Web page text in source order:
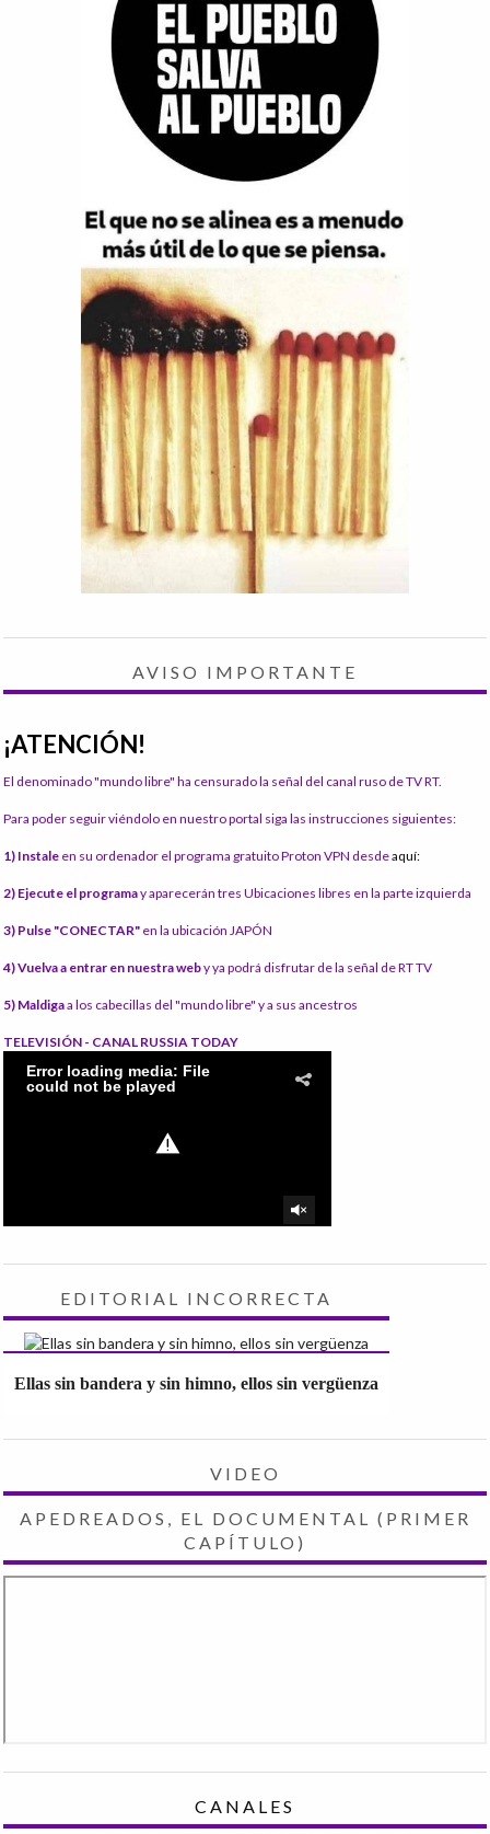
AVISO IMPORTANTE
¡ATENCIÓN!
El denominado "mundo libre" ha censurado la señal del canal ruso de TV RT.
Para poder seguir viéndolo en nuestro portal siga las instrucciones siguientes:
1) Instale en su ordenador el programa gratuito Proton VPN desdeaquí:
2) Ejecute el programay aparecerán tres Ubicaciones libres en la parte izquierda
3) Pulse "CONECTAR" en la ubicación JAPÓN
4) Vuelva a entrar en nuestra weby ya podrá disfrutar de la señal de RT TV
5) Maldigaa los cabecillas del "mundo libre" y a sus ancestros
TELEVISIÓN - CANAL RUSSIA TODAY
EDITORIAL INCORRECTA
Ellas sin bandera y sin himno, ellos sin vergüenza
VIDEO
APEDREADOS, EL DOCUMENTAL (PRIMER
CAPÍTULO)
CANALES